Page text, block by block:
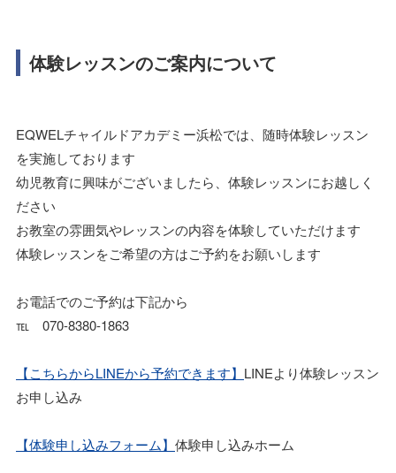
体験レッスンのご案内について
EQWELチャイルドアカデミー浜松では、随時体験レッスン
を実施しております
幼児教育に興味がございましたら、体験レッスンにお越しく
ださい
お教室の雰囲気やレッスンの内容を体験していただけます
体験レッスンをご希望の方はご予約をお願いします
お電話でのご予約は下記から
℡ 070-8380-1863
【こちらからLINEから予約できます】 LINEより体験レッスン
お申し込み
【体験申し込みフォーム】 体験申し込みホーム